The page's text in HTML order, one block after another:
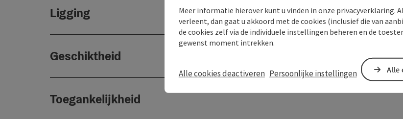
Ligging
Geschiktheid
Toegankelijkheid
Meer informatie hierover kunt u vinden in onze privacyverklaring.
verleent, dan gaat u akkoord met de cookies (inclusief die van
de cookies zelf via de individuele instellingen beheren en de
gewenst moment intrekken.
Alle cookies deactiveren Persoonlijke instellingen Alle